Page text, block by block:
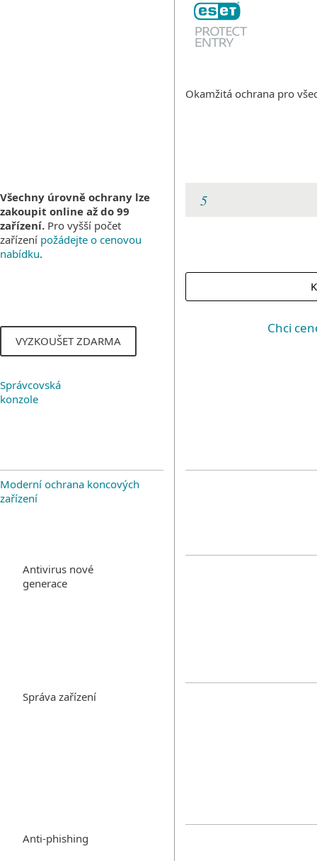
Okamžitá ochrana pro
Všechny úrovně ochrany lze
zakoupit online až do 99
zařízení. Pro vyšší počet
zařízení požádejte o cenovou
nabídku.
VYZKOUŠET ZDARMA
Chci
Správcovská
konzole
Moderní ochrana koncových
zařízení
Antivirus nové
generace
Správa zařízení
Anti-phishing